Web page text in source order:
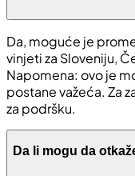
Da, moguće je
vinjeti za Sloveniju,
Napomena: ovo je
postane važeća. Za
za podršku.
Da li mogu da